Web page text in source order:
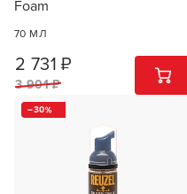
Foam
70 МЛ
2 731 ₽
3 901 ₽
1 ШТ
30